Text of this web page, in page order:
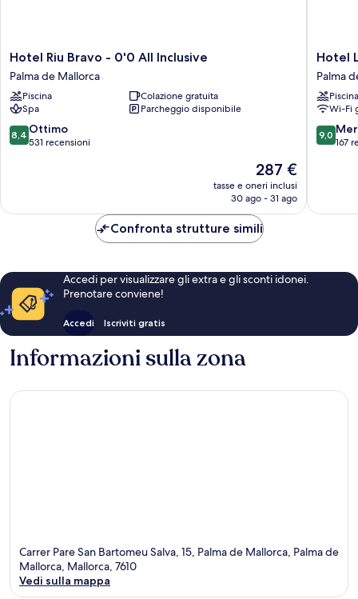
Hotel
Riu
Bravo
-
0'0
All
Inclusive
Hotel Riu Bravo - 0'0 All Inclusive
Palma de Mallorca
Piscina
Colazione gratuita
Spa
Parcheggio disponibile
8.4
su
8,4 Ottimo
531 recensioni
Il
prezzo
attuale
287 €
287 €
tasse e oneri inclusi
30 ago - 31 ago
Hotel
Luxor
Palma
de
Mallorca
Hotel
Palma
Piscina
Wi-Fi
9.0
su
9,0
167
Confronta strutture simili
Accedi per visualizzare gli extra e gli sconti idonei.
Prenotare conviene!
Accedi Iscriviti gratis
Informazioni sulla zona
Carrer Pare San Bartomeu Salva, 15, Palma de Mallorca, Palma de
Mallorca, Mallorca, 7610
Vedi sulla mappa